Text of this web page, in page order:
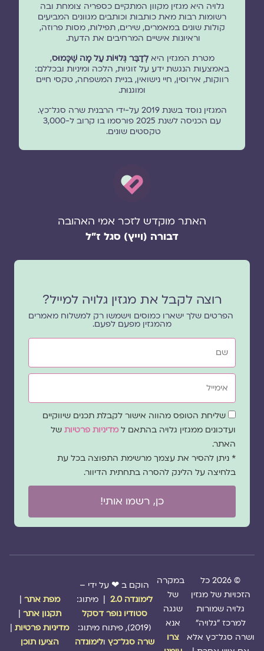
גלויה היא מגזין מקוון המתקיים כספריה צומחת ובה
רשומות רבות מאת כותבות וכותבים מגוונים המביעים
קולות שונים במאמרים, שירים, תפילות, מסות פרוזה,
וראיונות אישיים המרחיבים את הדעת.
מטרת המגזין היאלְדַבֵּר גְּלוּיוֹת עַל מָה שֶׁכָּמוּס,
באמצעות הנגשת ידע על זוגיות, הלכה ומיניות ובכללם:
רווקות, אירוסין, חיי נישואין, בניית המשפחה, טקסי חיים
ומוגנוּת.
המגזין נוסד בשנת 2019 על-ידי הרבנית שרה סגל־כץ.
עם הכניסה לשנת 2025 פורסמו בו קרוב ל-3,000
טקסטים שונים.
האתר מוקדש לזכר אמי האהובה
דבורה (וייץ) סגל ז"ל
רוצה לקבל את מגזין גלויה למייל?
הפרטים שלך ישארו כמוסים וישמשו רק למשלוח מאמרים
מהמגזין מפעם לפעם.
שם
אימייל
שדה
הסכמה
שליחת הטופס מהווה אישור לקבלת תכנים שיווקיים
ועדכונים ממגזין גלויה בהתאם ל מדיניות פרטיותשל
האתר.
* ניתן להסיר את עצמך מרשימת התפוצה בכל עת
בלחיצה על הלינק להסרה בתחתית הדיוור.
כן, רשמו אותי!
© 2026 כל
הזכויות של מגזין
גלויה שמורות
למרכז "גלויה"
ושרה סגל־כץ אלא
במקרה
של
שגגה
אנא
צרו
הוקם ב ❤ על ידי –
לימונדה 2.0
| מיתוג:
סטודיו נופר דסקל
שרה סגל־כץולימונדה
מפת אתר|
תקנון אתר|
מדיניות פרטיות|
הציעו תוכן